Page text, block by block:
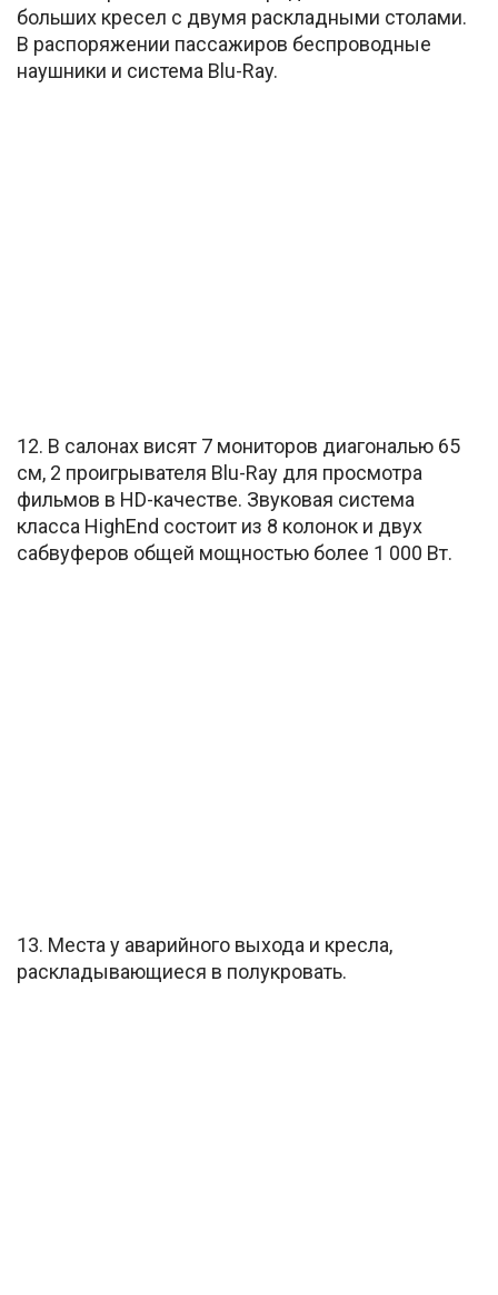
больших кресел с двумя раскладными столами.
В распоряжении пассажиров беспроводные
наушники и система Blu-Ray.
12. В салонах висят 7 мониторов диагональю 65
см, 2 проигрывателя Blu-Ray для просмотра
фильмов в HD-качестве. Звуковая система
класса HighEnd состоит из 8 колонок и двух
сабвуферов общей мощностью более 1 000 Вт.
13. Места у аварийного выхода и кресла,
раскладывающиеся в полукровать.